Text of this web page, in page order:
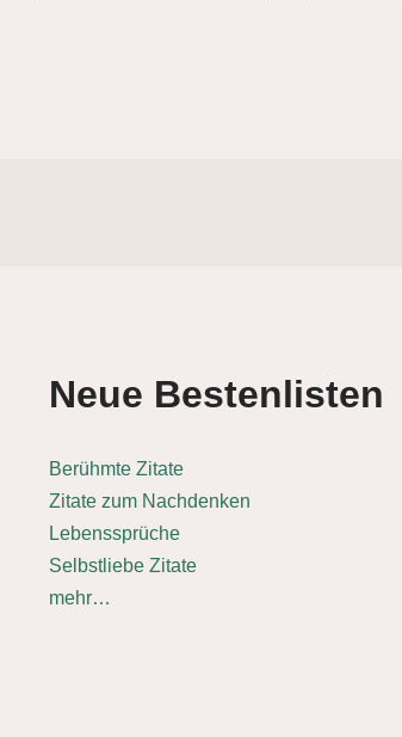
Neue Bestenlisten
Berühmte Zitate
Zitate zum Nachdenken
Lebenssprüche
Selbstliebe Zitate
mehr…